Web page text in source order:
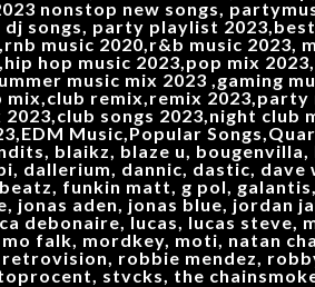
nonstop new songs,
songs, party playlist
music 2020,r&b music 2023,
hop music 2023,pop mix
music mix 2023 ,gaming
remix,remix
2023,club songs 2023,night
Music,Popular
blaikz, blaze u,
dallerium, dannic, dastic,
funkin matt, g pol,
jonas aden, jonas blue, jordan
debonaire, lucas, lucas steve,
falk, mordkey, moti, natan
robbie mendez,
stvcks, the